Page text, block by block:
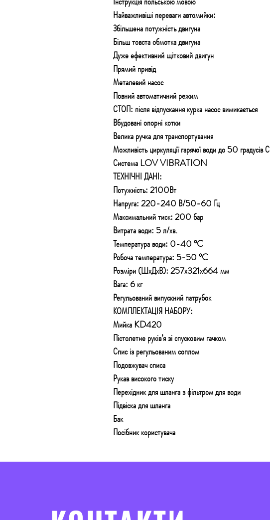
Найважливіші переваги автомийки:
Збільшена потужність двигуна
Більш товста обмотка двигуна
Дуже ефективний щітковий двигун
Прямий привід
Металевий насос
Повний автоматичний режим
СТОП: після відпускання курка насос вимикається
Вбудовані опорні котки
Велика ручка для транспортування
Можливість циркуляції гарячої води до 50 градусів С
Система LOV VIBRATION
ТЕХНІЧНІ ДАНІ:
Потужність: 2100Вт
Напруга: 220-240 В/50-60 Гц
Максимальний тиск: 200 бар
Витрата води: 5 л/хв.
Температура води: 0-40 °C
Робоча температура: 5-50 °C
Розміри (ШхДхВ): 257х321х664 мм
Вага: 6 кг
Регульований випускний патрубок
КОМПЛЕКТАЦІЯ НАБОРУ:
Мийка KD420
Пістолетне руків’я зі спусковим гачком
Спис із регульованим соплом
Подовжувач списа
Рукав високого тиску
Перехідник для шланга з фільтром для води
Підвіска для шланга
Бак
Посібник користувача